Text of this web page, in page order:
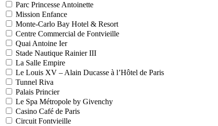
Parc Princesse Antoinette
Mission Enfance
Monte-Carlo Bay Hotel & Resort
Centre Commercial de Fontvieille
Quai Antoine Ier
Stade Nautique Rainier III
La Salle Empire
Le Louis XV – Alain Ducasse à l’Hôtel de Paris
Tunnel Riva
Palais Princier
Le Spa Métropole by Givenchy
Casino Café de Paris
Circuit Fontvieille